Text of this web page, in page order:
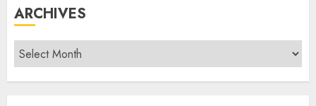
ARCHIVES
Archives